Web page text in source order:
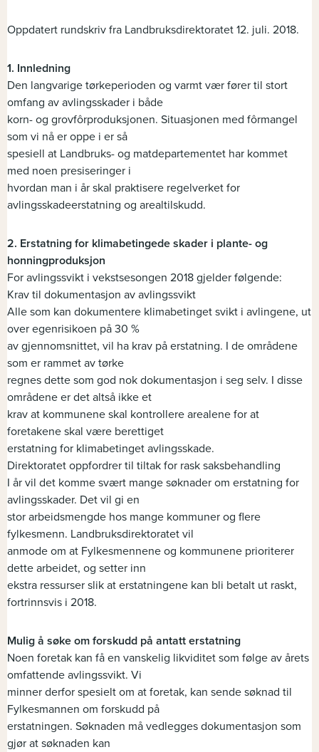
Oppdatert rundskriv fra Landbruksdirektoratet 12. juli. 2018.
1. Innledning
Den langvarige tørkeperioden og varmt vær fører til stort
omfang av avlingsskader i både
korn- og grovfôrproduksjonen. Situasjonen med fôrmangel
som vi nå er oppe i er så
spesiell at Landbruks- og matdepartementet har kommet
med noen presiseringer i
hvordan man i år skal praktisere regelverket for
avlingsskadeerstatning og arealtilskudd.
2. Erstatning for klimabetingede skader i plante- og
honningproduksjon
For avlingssvikt i vekstsesongen 2018 gjelder følgende:
Krav til dokumentasjon av avlingssvikt
Alle som kan dokumentere klimabetinget svikt i avlingene, ut
over egenrisikoen på 30 %
av gjennomsnittet, vil ha krav på erstatning. I de områdene
som er rammet av tørke
regnes dette som god nok dokumentasjon i seg selv. I disse
områdene er det altså ikke et
krav at kommunene skal kontrollere arealene for at
foretakene skal være berettiget
erstatning for klimabetinget avlingsskade.
Direktoratet oppfordrer til tiltak for rask saksbehandling
I år vil det komme svært mange søknader om erstatning for
avlingsskader. Det vil gi en
stor arbeidsmengde hos mange kommuner og flere
fylkesmenn. Landbruksdirektoratet vil
anmode om at Fylkesmennene og kommunene prioriterer
dette arbeidet, og setter inn
ekstra ressurser slik at erstatningene kan bli betalt ut raskt,
fortrinnsvis i 2018.
Mulig å søke om forskudd på antatt erstatning
Noen foretak kan få en vanskelig likviditet som følge av årets
omfattende avlingssvikt. Vi
minner derfor spesielt om at foretak, kan sende søknad til
Fylkesmannen om forskudd på
erstatningen. Søknaden må vedlegges dokumentasjon som
gjør at søknaden kan